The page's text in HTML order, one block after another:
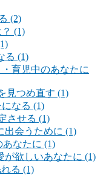
(2)
(1)
る (1)
育児中のあなたに
見つめ直す (1)
なる (1)
させる (1)
出会うために (1)
なたに (1)
欲しいあなたに (1)
る (1)